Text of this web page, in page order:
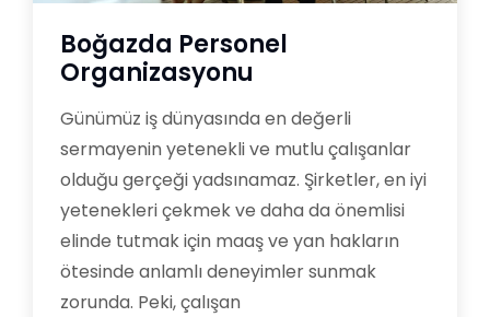
Boğazda Personel
Organizasyonu
Günümüz iş dünyasında en değerli
sermayenin yetenekli ve mutlu çalışanlar
olduğu gerçeği yadsınamaz. Şirketler, en iyi
yetenekleri çekmek ve daha da önemlisi
elinde tutmak için maaş ve yan hakların
ötesinde anlamlı deneyimler sunmak
zorunda. Peki, çalışan